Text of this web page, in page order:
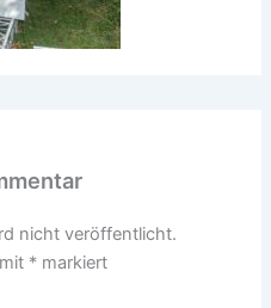
nicht veröffentlicht.
*markiert